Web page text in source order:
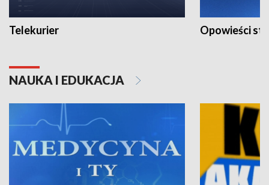
Telekurier Opowieści
NAUKA I EDUKACJA